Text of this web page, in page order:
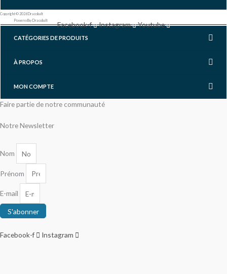
Copyright © 2026 Dracobalt
Powered by Dracobalt
Facebook-f Instagram Youtube
CATÉGORIES DE PRODUITS
À PROPOS
MON COMPTE
Faire partie de notre communauté
Notre Newsletter
Nom
Prénom
E-mail
S'abonner
Facebook-f Instagram